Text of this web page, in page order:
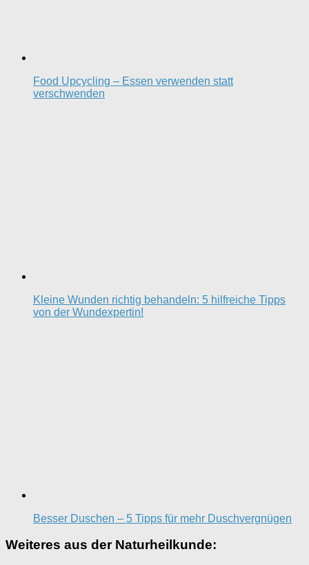
Food Upcycling – Essen verwenden statt
verschwenden
Kleine Wunden richtig behandeln: 5 hilfreiche Tipps
von der Wundexpertin!
Besser Duschen – 5 Tipps für mehr Duschvergnügen
Weiteres aus der Naturheilkunde: